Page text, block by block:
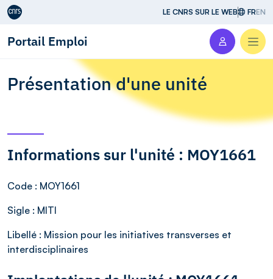
Aller au contenu LE CNRS SUR LE WEB FREN
Portail Emploi
Présentation d'une unité
Informations sur l'unité : MOY1661
Code : MOY1661
Sigle : MITI
Libellé : Mission pour les initiatives transverses et
interdisciplinaires